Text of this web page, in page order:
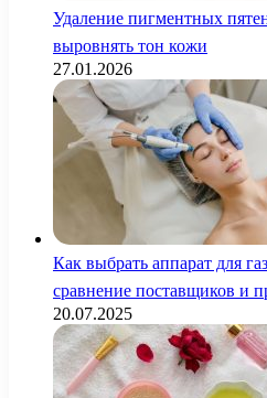
Удаление пигментных
выровнять тон кожи
27.01.2026
Как выбрать аппарат для
сравнение поставщиков и
20.07.2025